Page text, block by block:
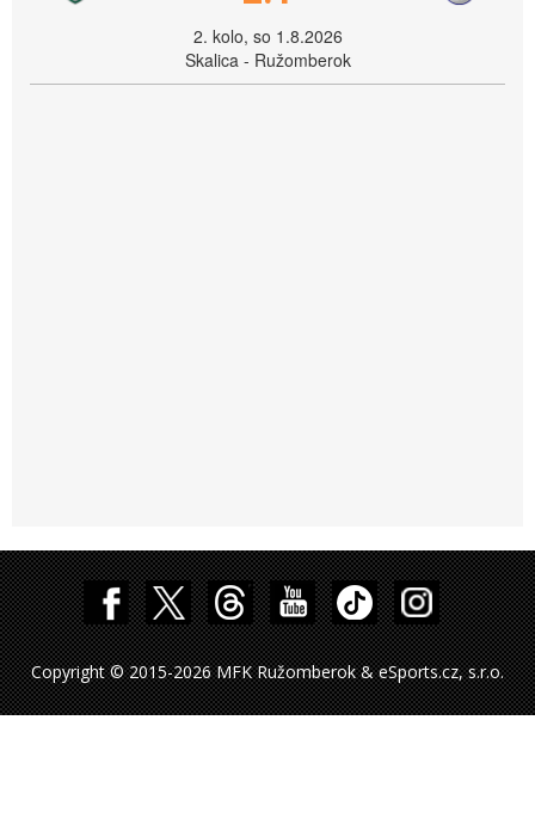
2. kolo, so 1.8.2026
Skalica - Ružomberok
Copyright © 2015-2026 MFK Ružomberok & eSports.cz, s.r.o.